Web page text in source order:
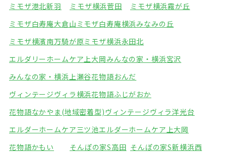
ミモザ港北新羽
ミモザ横浜菅田
ミモザ横浜霧が丘
ミモザ白寿庵大倉山 ミモザ白寿庵横浜みなみの丘
ミモザ横濱南万騎が原ミモザ横浜永田北
エルダリーホームケア上大岡みんなの家・横浜宮沢
みんなの家・横浜上瀬谷花物語おんだ
ヴィンテージヴィラ横浜花物語ふじがおか
花物語なかやま(地域密着型)ヴィンテージヴィラ洋光台
エルダーホームケア三ツ池エルダーホームケア上大岡
花物語かもい
そんぽの家S高田 そんぽの家S新横浜西